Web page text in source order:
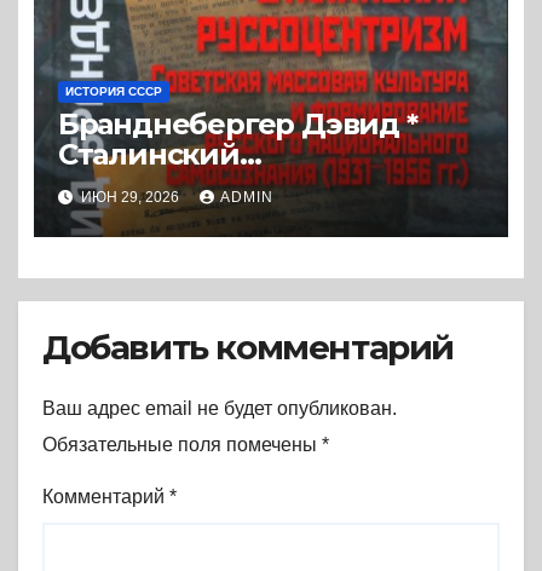
ИСТОРИЯ СССР
Бранднебергер Дэвид *
Сталинский
руссоцентризм. Советская
массовая культура и
формирование русского
национального
самосознания (1931-1956 гг.)
(2017) * Книга
ИЮН 29, 2026 ADMIN
Добавить комментарий
Ваш адрес email не будет опубликован.
Обязательные поля помечены *
Комментарий *